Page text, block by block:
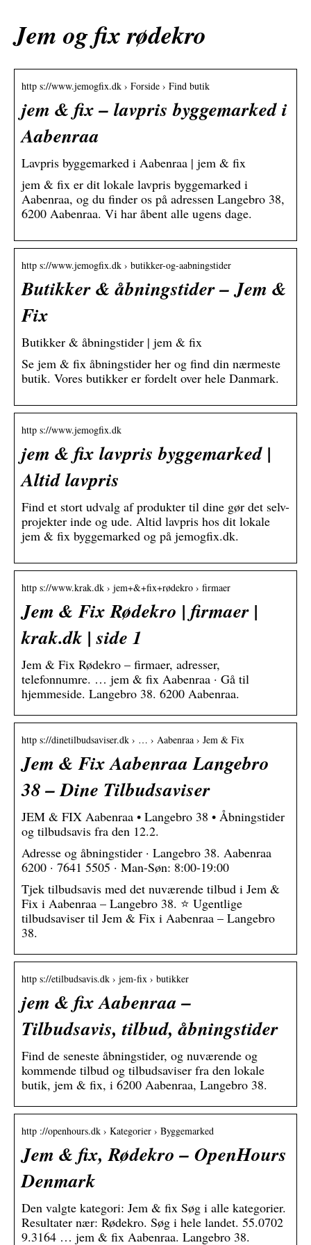
Jem og fix rødekro
http s://www.jemogfix.dk › Forside › Find butik
jem & fix – lavpris byggemarked i
Aabenraa
Lavpris byggemarked i Aabenraa | jem & fix
jem & fix er dit lokale lavpris byggemarked i
Aabenraa, og du finder os på adressen Langebro 38,
6200 Aabenraa. Vi har åbent alle ugens dage.
http s://www.jemogfix.dk › butikker-og-aabningstider
Butikker & åbningstider – Jem &
Fix
Butikker & åbningstider | jem & fix
Se jem & fix åbningstider her og find din nærmeste
butik. Vores butikker er fordelt over hele Danmark.
http s://www.jemogfix.dk
jem & fix lavpris byggemarked |
Altid lavpris
Find et stort udvalg af produkter til dine gør det selv-
projekter inde og ude. Altid lavpris hos dit lokale
jem & fix byggemarked og på jemogfix.dk.
http s://www.krak.dk › jem+&+fix+rødekro › firmaer
Jem & Fix Rødekro | firmaer |
krak.dk | side 1
Jem & Fix Rødekro – firmaer, adresser,
telefonnumre. … jem & fix Aabenraa · Gå til
hjemmeside. Langebro 38. 6200 Aabenraa.
http s://dinetilbudsaviser.dk › … › Aabenraa › Jem & Fix
Jem & Fix Aabenraa Langebro
38 – Dine Tilbudsaviser
JEM & FIX Aabenraa • Langebro 38 • Åbningstider
og tilbudsavis fra den 12.2.
Adresse og åbningstider · Langebro 38. Aabenraa
6200 · 7641 5505 · Man-Søn: 8:00-19:00
Tjek tilbudsavis med det nuværende tilbud i Jem &
Fix i Aabenraa – Langebro 38. ⭐ Ugentlige
tilbudsaviser til Jem & Fix i Aabenraa – Langebro
38.
http s://etilbudsavis.dk › jem-fix › butikker
jem & fix Aabenraa –
Tilbudsavis, tilbud, åbningstider
Find de seneste åbningstider, og nuværende og
kommende tilbud og tilbudsaviser fra den lokale
butik, jem & fix, i 6200 Aabenraa, Langebro 38.
http ://openhours.dk › Kategorier › Byggemarked
Jem & fix, Rødekro – OpenHours
Denmark
Den valgte kategori: Jem & fix Søg i alle kategorier.
Resultater nær: Rødekro. Søg i hele landet. 55.0702
9.3164 … jem & fix Aabenraa. Langebro 38.